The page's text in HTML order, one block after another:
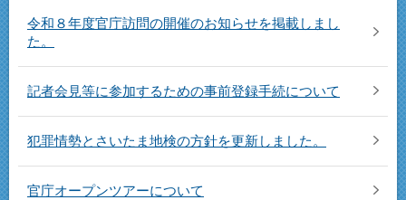
令和８年度官庁訪問の開催のお知らせを掲載しまし
た。
記者会見等に参加するための事前登録手続について
犯罪情勢とさいたま地検の方針を更新しました。
官庁オープンツアーについて